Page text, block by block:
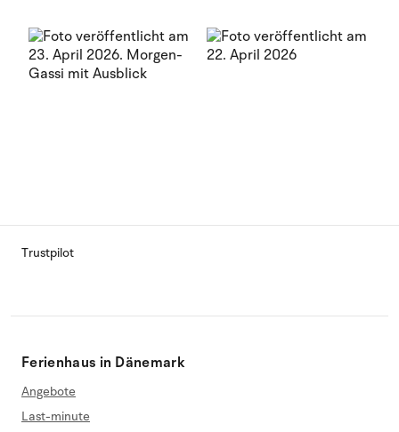
Trustpilot
Ferienhaus in Dänemark
Angebote
Last-minute